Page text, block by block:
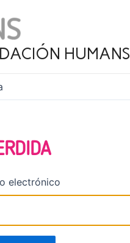
HUMANS
electrónico